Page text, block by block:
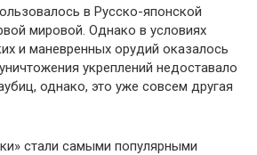
в Русско-японской
мировой. Однако в условиях
и маневренных орудий оказалось
укреплений недоставало
однако, это уже совсем другая
стали самыми популярными